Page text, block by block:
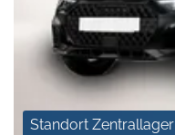
Standort Zentrallager